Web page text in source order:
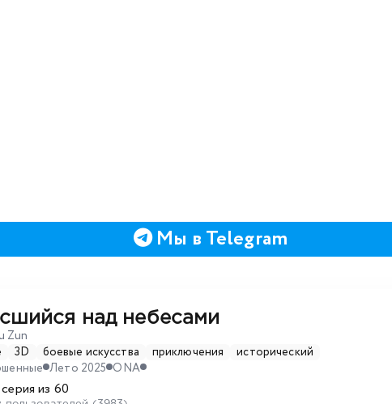
Мы в Telegram
над небесами
Zun
3D боевые искусства приключения
исторический
Лето 2025 ONA
серия из 60